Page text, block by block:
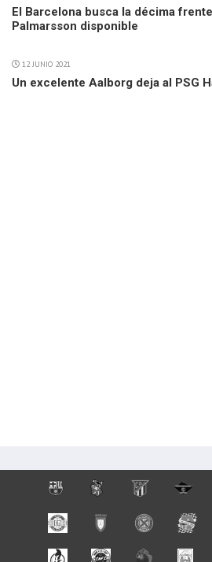
El Barcelona busca la décima
Palmarsson disponible
12 JUNIO 2021
Un excelente Aalborg deja al PSG